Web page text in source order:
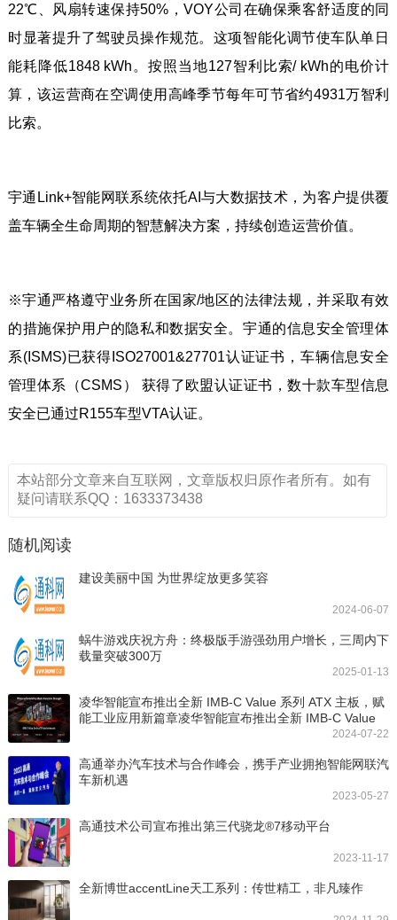
22℃、风扇转速保持50%，VOY公司在确保乘客舒适度的同
时显著提升了驾驶员操作规范。这项智能化调节使车队单日
能耗降低1848 kWh。按照当地127智利比索/ kWh的电价计
算，该运营商在空调使用高峰季节每年可节省约4931万智利
比索。
宇通Link+智能网联系统依托AI与大数据技术，为客户提供覆
盖车辆全生命周期的智慧解决方案，持续创造运营价值。
※宇通严格遵守业务所在国家/地区的法律法规，并采取有效
的措施保护用户的隐私和数据安全。宇通的信息安全管理体
系(ISMS)已获得ISO27001&27701认证证书，车辆信息安全
管理体系（CSMS） 获得了欧盟认证证书，数十款车型信息
安全已通过R155车型VTA认证。
本站部分文章来自互联网，文章版权归原作者所有。如有
疑问请联系QQ：1633373438
随机阅读
建设美丽中国 为世界绽放更多笑容
2024-06-07
蜗牛游戏庆祝方舟：终极版手游强劲用户增长，三周内下
载量突破300万
2025-01-13
凌华智能宣布推出全新 IMB-C Value 系列 ATX 主板，赋
能工业应用新篇章凌华智能宣布推出全新 IMB-C Value
2024-07-22
高通举办汽车技术与合作峰会，携手产业拥抱智能网联汽
车新机遇
2023-05-27
高通技术公司宣布推出第三代骁龙®7移动平台
2023-11-17
全新博世accentLine天工系列：传世精工，非凡臻作